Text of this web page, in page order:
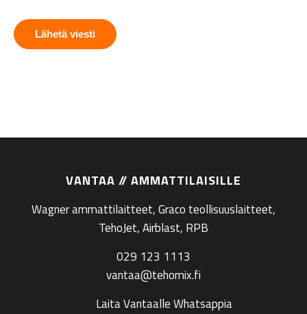
VANTAA // AMMATTILAISILLE
Wagner ammattilaitteet, Graco teollisuuslaitteet,
TehoJet, Airblast, RPB
029 123 1113
vantaa@tehomix.fi
Laita Vantaalle Whatsappia